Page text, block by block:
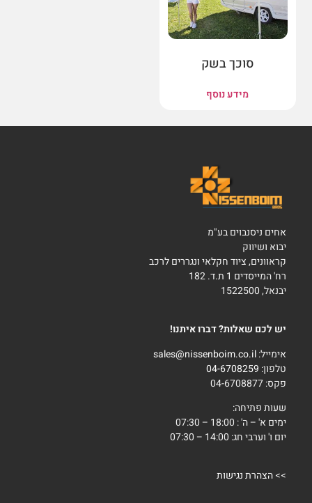
סוכך בשק
מידע נוסף
אחים ניסנבוים בע"מ
יבוא ושיווק
קראוונים, ציוד חקלאי ונגררים לרכב
רח' המייסדים 1 ת.ד. 182
יבנאל, 1522500
יש לכם שאלות? דברו איתנו!
אימייל:sales@nissenboim.co.il
טלפון: 04-6708259
פקס: 04-6708877
שעות פתיחה:
ימים א' – ה' : 18:00 – 07:30
יום ו' וערבי חג: 14:00 – 07:30
>>הצהרת נגישות